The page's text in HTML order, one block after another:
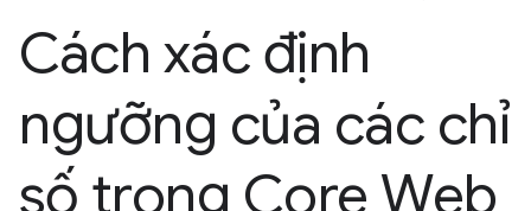
Cách xác định
ngưỡng của các chỉ
số trong Core Web